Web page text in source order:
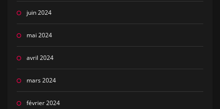
juin 2024
mai 2024
avril 2024
mars 2024
février 2024